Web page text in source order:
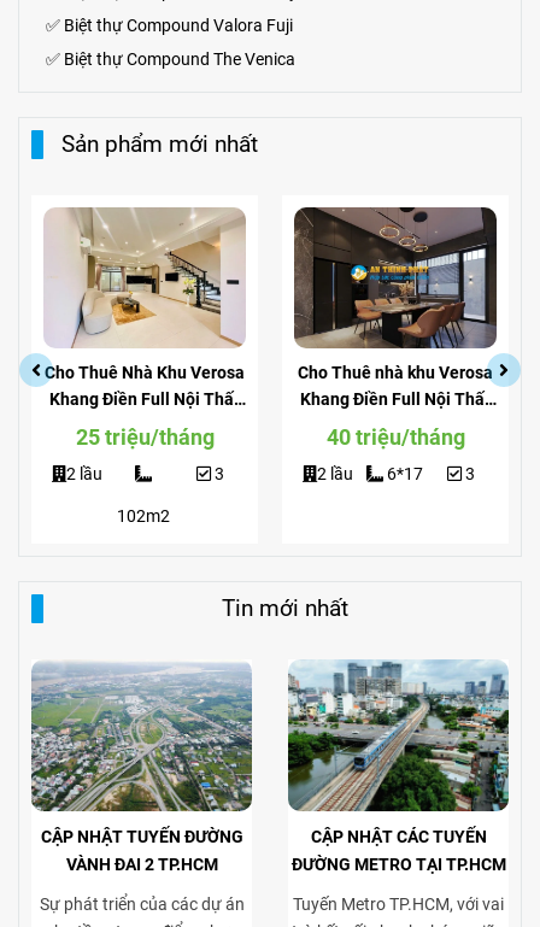
✅ Biệt thự Compound Valora Fuji
✅ Biệt thự Compound The Venica
Sản phẩm mới nhất
Cho Thuê Nhà Khu Verosa
Khang Điền Full Nội Thất
Giá Siêu Rẻ
25 triệu/tháng
2 lầu
102m2
3
Cho Thuê nhà khu Verosa
Khang Điền Full Nội Thất
View Công Viên
40 triệu/tháng
2 lầu 6*17 3
Tin mới nhất
CẬP NHẬT TUYẾN ĐƯỜNG
VÀNH ĐAI 2 TP.HCM
Sự phát triển của các dự án
CẬP NHẬT CÁC TUYẾN
ĐƯỜNG METRO TẠI TP.HCM
Tuyến Metro TP.HCM, với vai